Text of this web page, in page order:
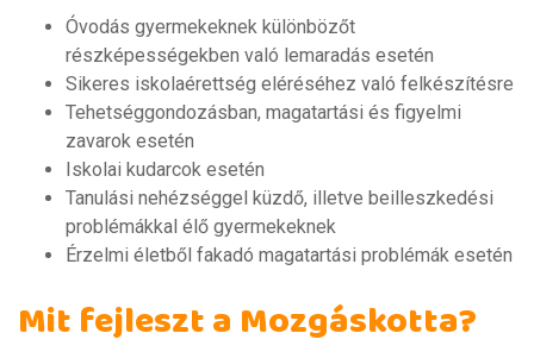
Óvodás gyermekeknek különbözőt
részképességekben való lemaradás esetén
Sikeres iskolaérettség eléréséhez való felkészítésre
Tehetséggondozásban, magatartási és figyelmi
zavarok esetén
Iskolai kudarcok esetén
Tanulási nehézséggel küzdő, illetve beilleszkedési
problémákkal élő gyermekeknek
Érzelmi életből fakadó magatartási problémák esetén
Mit fejleszt a Mozgáskotta?